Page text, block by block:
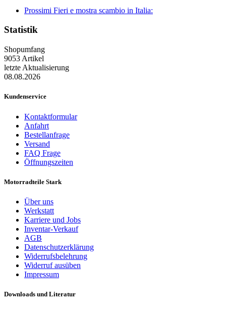
Prossimi Fieri e mostra scambio in Italia:
Statistik
Shopumfang
9053 Artikel
letzte Aktualisierung
08.08.2026
Kundenservice
Kontaktformular
Anfahrt
Bestellanfrage
Versand
FAQ Frage
Öffnungszeiten
Motorradteile Stark
Über uns
Werkstatt
Karriere und Jobs
Inventar-Verkauf
AGB
Datenschutzerklärung
Widerrufsbelehrung
Widerruf ausüben
Impressum
Downloads und Literatur